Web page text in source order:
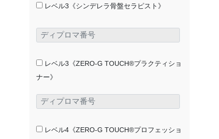
レベル3《シンデレラ骨盤セラピスト》
レベル3《ZERO-G TOUCH®プラクティショ
ナー》
レベル4《ZERO-G TOUCH®プロフェッショ